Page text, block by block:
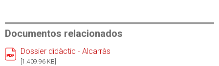
Documentos relacionados
Dossier didàctic - Alcarràs
[1.409.96 KB]